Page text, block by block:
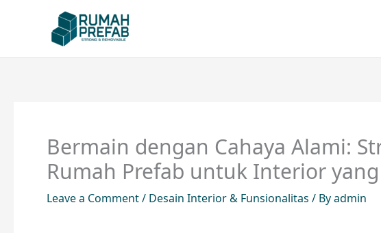
Bermain dengan Cahaya Alami:
Rumah Prefab untuk Interior
Leave a Comment/ Desain Interior & Funsionalitas / Byadmin